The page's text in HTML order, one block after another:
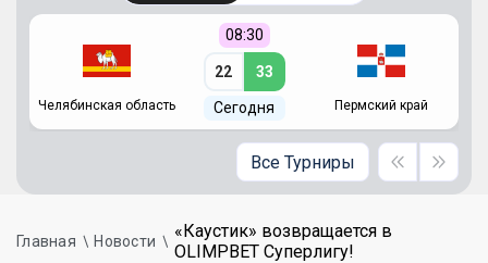
Челябинская область
08:30
22 33
Сегодня Пермский край
Все Турниры
Главная Новости
«Каустик» возвращается в
OLIMPBET Суперлигу!